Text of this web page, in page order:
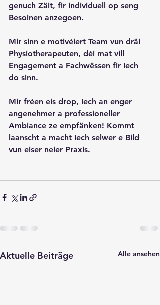
genuch Zäit, fir individuell op seng
Besoinen anzegoen.
Mir sinn e motivéiert Team vun dräi
Physiotherapeuten, déi mat vill
Engagement a Fachwëssen fir Iech
do sinn.
Mir fréen eis drop, Iech an enger
angenehmer a professioneller
Ambiance ze empfänken! Kommt
laanscht a macht Iech selwer e Bild
vun eiser neier Praxis.
Aktuelle Beiträge Alle ansehen